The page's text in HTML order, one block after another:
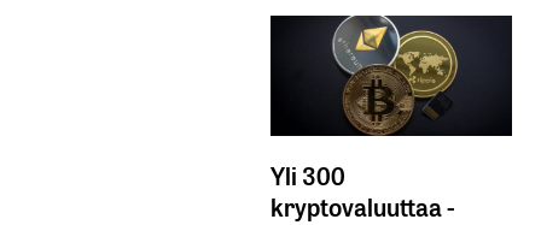
Yli 300
kryptovaluuttaa -